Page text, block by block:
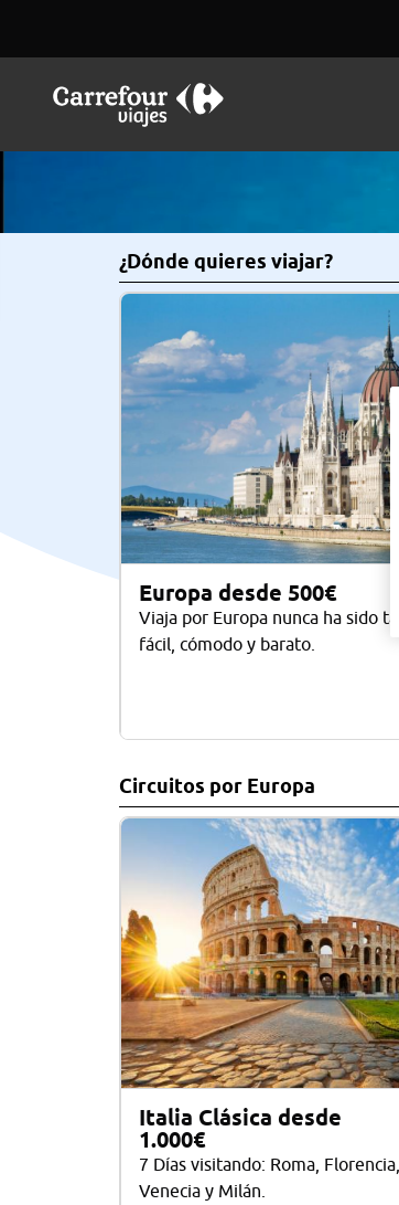
¿Dónde quieres viajar?
Europa desde 500€
Viaja por Europa nunca ha sido tan
fácil, cómodo y barato.
Circuitos por Europa
Italia Clásica desde
1.000€
7 Días visitando: Roma, Florencia,
Venecia y Milán.